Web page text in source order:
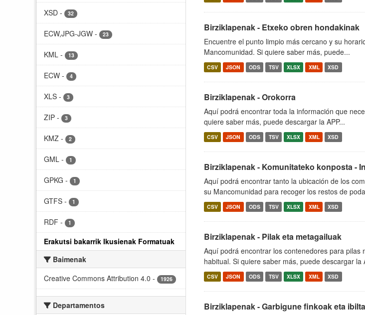
XSD - 32
ECW,JPG-JGW - 23
KML - 13
ECW - 4
XLS - 3
ZIP - 3
KMZ - 2
GML - 1
GPKG - 1
GTFS - 1
RDF - 1
Erakutsi bakarrik Ikusienak Formatuak
Baimenak
Creative Commons Attribution 4.0 - 1926
Departamentos
Birziklapenak - Etxeko obren hondakinak
Encuentre el punto limpio más cercano y su
Mancomunidad. Si quiere saber más, puede...
CSV JSON ODS TSV XLSX XML XSD
Birziklapenak - Orokorra
Aquí podrá encontrar toda la información que
quiere saber más, puede descargar la APP...
CSV JSON ODS TSV XLSX XML XSD
Birziklapenak - Komunitateko konposta -
Aquí podrá encontrar tanto la ubicación de los
su Mancomunidad para recoger los restos de
CSV JSON ODS TSV XLSX XML XSD
Birziklapenak - Pilak eta metagailuak
Aquí podrá encontrar los contenedores para
habitual. Si quiere saber más, puede descargar la
CSV JSON ODS TSV XLSX XML XSD
Birziklapenak - Garbigune finkoak eta